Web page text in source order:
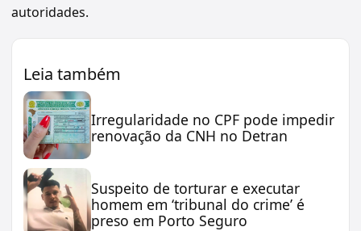
autoridades.
Leia também
Irregularidade no CPF pode impedir
renovação da CNH no Detran
Suspeito de torturar e executar
homem em ‘tribunal do crime’ é
preso em Porto Seguro